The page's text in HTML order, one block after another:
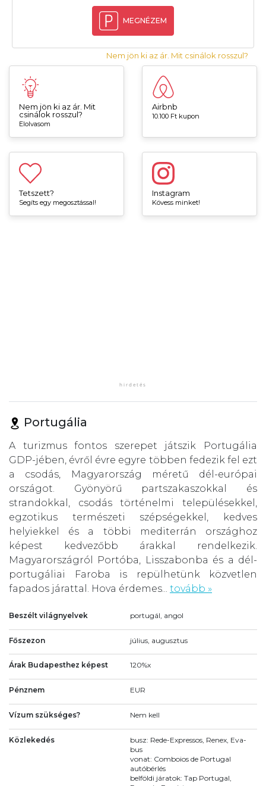
MEGNÉZEM
Nem jön ki az ár. Mit csinálok rosszul?
Nem jön ki az ár. Mit
csinálok rosszul?
Elolvasom
Airbnb
10.100 Ft kupon
Tetszett?
Segíts egy megosztással!
Instagram
Kövess minket!
Portugália
A turizmus fontos szerepet játszik Portugália
GDP-jében, évről évre egyre többen fedezik fel ezt
a csodás, Magyarország méretű dél-európai
országot. Gyönyörű partszakaszokkal és
strandokkal, csodás történelmi településekkel,
egzotikus természeti szépségekkel, kedves
helyiekkel és a többi mediterrán országhoz
képest kedvezőbb árakkal rendelkezik.
Magyarországról Portóba, Lisszabonba és a dél-
portugáliai Faroba is repülhetünk közvetlen
fapados járattal. Hova érdemes... tovább »
Beszélt világnyelvek portugál, angol
Főszezon július, augusztus
Árak Budapesthez képest 120%x
Pénznem EUR
Vízum szükséges? Nem kell
Közlekedés
busz: Rede-Expressos, Renex, Eva-
bus
vonat: Comboios de Portugal
autóbérlés
belföldi járatok: Tap Portugal,